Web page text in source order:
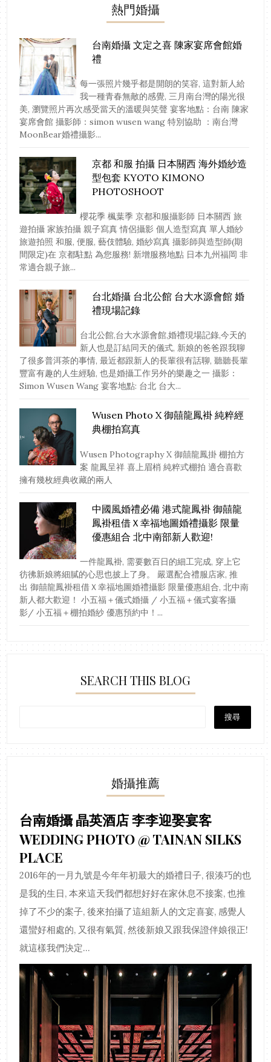
熱門婚攝
台南婚攝 文定之喜 陳家宴席會館婚
禮
每一張照片幾乎都是開朗的笑容, 這對新人給
我一種青春無敵的感覺, 三月南台灣的陽光很
美, 瀏覽照片再次感受當天的溫暖與笑聲 宴客地點：台南 陳家
宴席會館 攝影師：simon wusen wang 特別協助 ：南台灣
MoonBear婚禮攝影...
京都 和服 拍攝 日本關西 海外婚紗造
型包套 KYOTO KIMONO
PHOTOSHOOT
櫻花季 楓葉季 京都和服攝影師 日本關西 旅
遊拍攝 家族拍攝 親子寫真 情侶攝影 個人造型寫真 單人婚紗
旅遊拍照 和服, 便服, 藝伎體驗, 婚紗寫真 攝影師與造型師(期
間限定)在 京都駐點 為您服務! 新增服務地點 日本九州福岡 非
常適合親子旅...
台北婚攝 台北公館 台大水源會館 婚
禮現場記錄
台北公館,台大水源會館,婚禮現場記錄,今天的
新人也是訂結同天的儀式, 新娘的爸爸跟我聊
了很多普洱茶的事情, 最近都跟新人的長輩很有話聊, 聽聽長輩
豐富有趣的人生經驗, 也是婚攝工作另外的樂趣之一 攝影：
Simon Wusen Wang 宴客地點: 台北 台大...
Wusen Photo X 御囍龍鳳褂 純粹經
典棚拍寫真
Wusen Photography X 御囍龍鳳掛 棚拍方
案 龍鳳呈祥 喜上眉梢 純粹式棚拍 適合喜歡
擁有幾枚經典收藏的兩人
中國風婚禮必備 港式龍鳳褂 御囍龍
鳳褂租借Ｘ幸福地圖婚禮攝影 限量
優惠組合 北中南部新人歡迎!
一件龍鳳褂, 需要數百日的細工完成, 穿上它
彷彿新娘將細膩的心思也披上了身。 嚴選配合禮服店家, 推
出 御囍龍鳳褂租借Ｘ幸福地圖婚禮攝影 限量優惠組合, 北中南
新人都大歡迎！ 小五福＋儀式婚攝 / 小五福＋儀式宴客攝
影/ 小五福＋棚拍婚紗 優惠預約中！...
SEARCH THIS BLOG
婚攝推薦
台南婚攝 晶英酒店 李李迎娶宴客
WEDDING PHOTO @ TAINAN SILKS
PLACE
2016年的一月九號是今年年初最大的婚禮日子, 很湊巧的也
是我的生日, 本來這天我們都想好好在家休息不接案, 也推
掉了不少的案子, 後來拍攝了這組新人的文定喜宴, 感覺人
還蠻好相處的, 又很有氣質, 然後新娘又跟我保證伴娘很正!
就這樣我們決定...